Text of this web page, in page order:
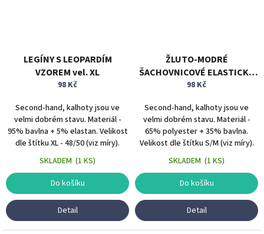
LEGÍNY S LEOPARDÍM
VZOREM vel. XL
98 Kč
Second-hand, kalhoty jsou ve
velmi dobrém stavu. Materiál -
95% bavlna + 5% elastan. Velikost
dle štítku XL - 48/50 (viz míry).
SKLADEM (1 KS)
Do košíku
Detail
ŽLUTO-MODRÉ
ŠACHOVNICOVÉ ELASTICKÉ
KALHOTY vel. S/M
98 Kč
Second-hand, kalhoty jsou ve
velmi dobrém stavu. Materiál -
65% polyester + 35% bavlna.
Velikost dle štítku S/M (viz míry).
SKLADEM (1 KS)
Do košíku
Detail